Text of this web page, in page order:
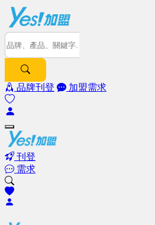
品牌刊登 加盟需求
刊登
需求